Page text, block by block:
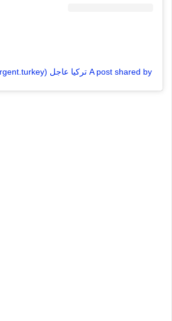
A post shared by تركيا عاجل Urgent Turkey (@urgent.turkey)